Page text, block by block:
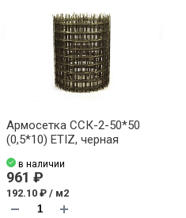
Армосетка ССК-2-50*50
(0,5*10) ETIZ, черная
в наличии
961 ₽
192.10 ₽ / м2